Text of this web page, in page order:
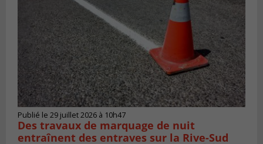
Publié le 29 juillet 2026 à 10h47
Des travaux de marquage de nuit
entraînent des entraves sur la Rive-Sud